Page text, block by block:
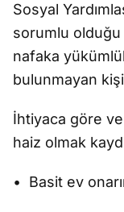
Sosyal
sorumlu
nafaka
bulunmayan
İhtiyaca göre
haiz olmak
• Basit ev